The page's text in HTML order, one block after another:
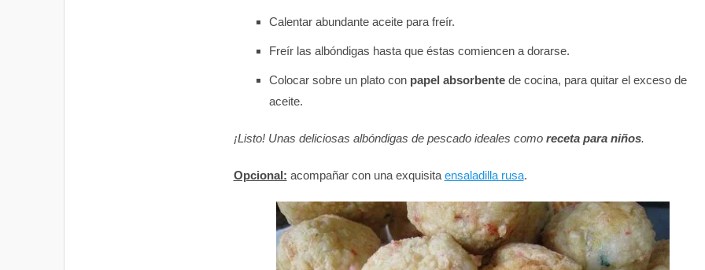
Calentar abundante aceite para freír.
Freír las albóndigas hasta que éstas comiencen a dorarse.
Colocar sobre un plato con papel absorbentede cocina, para quitar el exceso de
aceite.
¡Listo! Unas deliciosas albóndigas de pescado ideales como receta para niños.
Opcional: acompañar con una exquisita ensaladilla rusa.